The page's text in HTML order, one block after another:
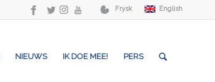
Frysk English
NIEUWS IK DOE MEE! PERS